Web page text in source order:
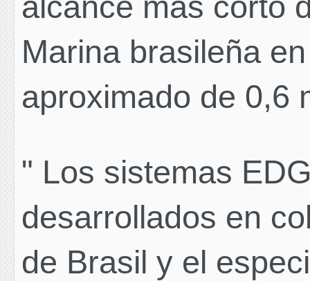
Marina brasileña
aproximado de 0,6
" Los sistemas
desarrollados en
de Brasil y el